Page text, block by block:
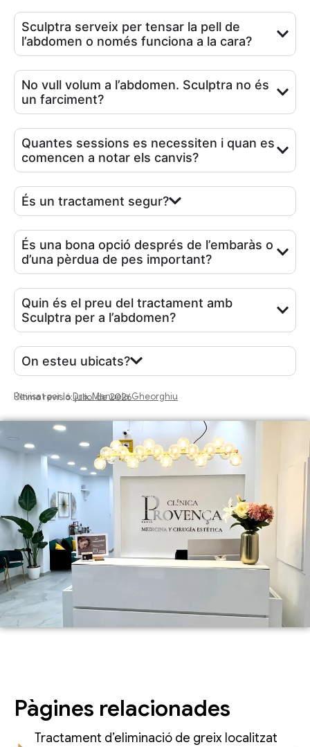
Sculptra serveix per tensar la pell de
l’abdomen o només funciona a la cara?
No vull volum a l’abdomen. Sculptra no és
un farciment?
Quantes sessions es necessiten i quan es
comencen a notar els canvis?
És un tractament segur?
És una bona opció després de l’embaràs o
d’una pèrdua de pes important?
Quin és el preu del tractament amb
Sculptra per a l’abdomen?
On esteu ubicats?
Revisat per laDra. Manuela Gheorghiu
Última revisió: juliol de 2026
Pàgines relacionades
Tractament d’eliminació de greix localitzat